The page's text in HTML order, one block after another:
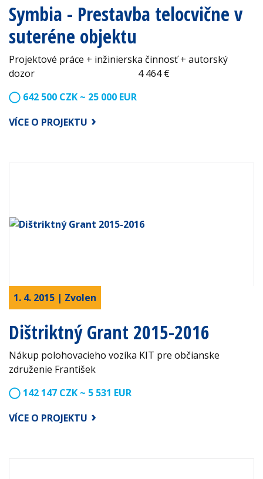
Symbia - Prestavba telocvične v
suteréne objektu
Projektové práce + inžinierska činnosť + autorský
dozor 4 464 €
642 500 CZK ~ 25 000 EUR
VÍCE O PROJEKTU
1. 4. 2015 | Zvolen
Dištriktný Grant 2015-2016
Nákup polohovacieho vozíka KIT pre občianske
združenie František
142 147 CZK ~ 5 531 EUR
VÍCE O PROJEKTU